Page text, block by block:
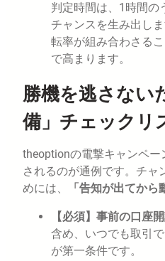
判定時間は、1時間の
チャンスを生み出し
転率が組み合わさる
で高まります。
勝機を逃さない
備」チェックリ
theoptionの電撃キャンペ
されるのが通例です。チャ
めには、
「告知が出てから
【必須】事前の口座開
含め、いつでも取引
が第一条件です。